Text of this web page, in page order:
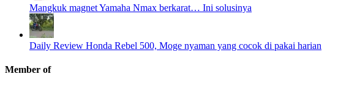
Mangkuk magnet Yamaha Nmax berkarat… Ini solusinya
Daily Review Honda Rebel 500, Moge nyaman yang cocok di pakai harian
Member of